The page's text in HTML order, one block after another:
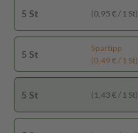
5 St (0,95 € / 1 St)
5 St
Spartipp
(0,49 € / 1 St)
5 St (1,43 € / 1 St)